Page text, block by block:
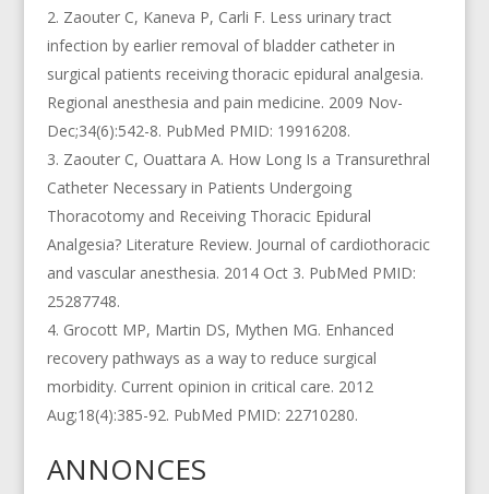
Zaouter C, Kaneva P, Carli F. Less urinary tract
infection by earlier removal of bladder catheter in
surgical patients receiving thoracic epidural analgesia.
Regional anesthesia and pain medicine. 2009 Nov-
Dec;34(6):542-8. PubMed PMID: 19916208.
Zaouter C, Ouattara A. How Long Is a Transurethral
Catheter Necessary in Patients Undergoing
Thoracotomy and Receiving Thoracic Epidural
Analgesia? Literature Review. Journal of cardiothoracic
and vascular anesthesia. 2014 Oct 3. PubMed PMID:
25287748.
Grocott MP, Martin DS, Mythen MG. Enhanced
recovery pathways as a way to reduce surgical
morbidity. Current opinion in critical care. 2012
Aug;18(4):385-92. PubMed PMID: 22710280.
ANNONCES